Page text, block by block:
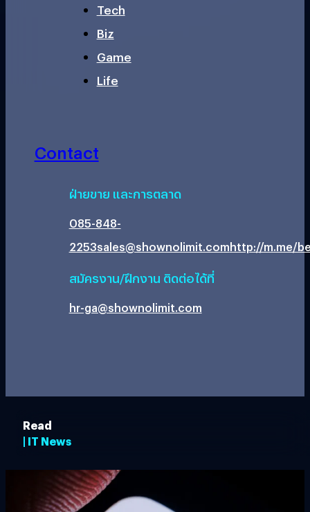
Tech
Biz
Game
Life
Contact
ฝ่ายขาย และการตลาด
085-848-
2253sales@shownolimit.comhttp://m.me/
สมัครงาน/ฝึกงาน ติดต่อได้ที่
hr-ga@shownolimit.com
Read
| IT News